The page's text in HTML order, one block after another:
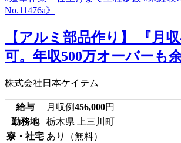
【アルミ部品作り】 『月
可。年収500万オーバーも
株式会社日本ケイテム
給与 月収例456,000円
勤務地
栃木県 上三川町
寮・社宅 あり（無料）